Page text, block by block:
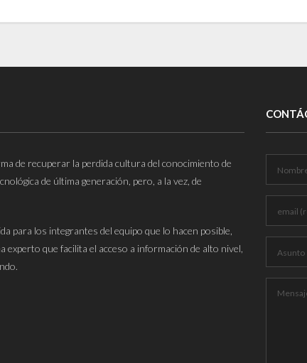
de recuperar la perdida cultura del conocimiento de
de última generación, pero, a la vez, de
para los integrantes del equipo que lo hacen posible,
experto que facilita el acceso a información de alto nivel,